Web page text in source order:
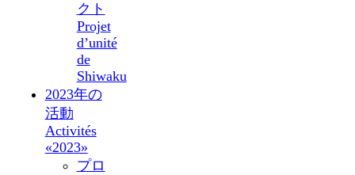
クト
Projet
d’unité
de
Shiwaku
2023年の
活動
Activités
«2023»
プロ